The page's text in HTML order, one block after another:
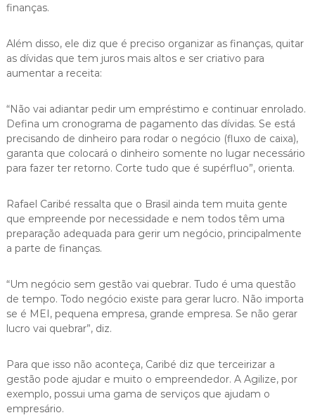
finanças.
Além disso, ele diz que é preciso organizar as finanças, quitar
as dívidas que tem juros mais altos e ser criativo para
aumentar a receita:
“Não vai adiantar pedir um empréstimo e continuar enrolado.
Defina um cronograma de pagamento das dívidas. Se está
precisando de dinheiro para rodar o negócio (fluxo de caixa),
garanta que colocará o dinheiro somente no lugar necessário
para fazer ter retorno. Corte tudo que é supérfluo”, orienta.
Rafael Caribé ressalta que o Brasil ainda tem muita gente
que empreende por necessidade e nem todos têm uma
preparação adequada para gerir um negócio, principalmente
a parte de finanças.
“Um negócio sem gestão vai quebrar. Tudo é uma questão
de tempo. Todo negócio existe para gerar lucro. Não importa
se é MEI, pequena empresa, grande empresa. Se não gerar
lucro vai quebrar”, diz.
Para que isso não aconteça, Caribé diz que terceirizar a
gestão pode ajudar e muito o empreendedor. A Agilize, por
exemplo, possui uma gama de serviços que ajudam o
empresário.